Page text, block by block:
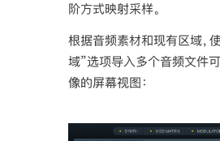
阶方式映射采样。
根据音频素材和现有区域，
域”选项导入多个音频文件
像的屏幕视图：